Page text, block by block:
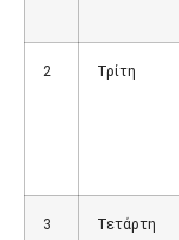
2 Τρίτη
3 Τετάρτη